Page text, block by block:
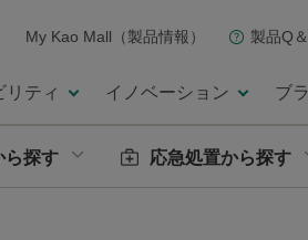
My Kao Mall（製品情報） 製品Q
リティ イノベーション ブ
ら探す 応急処置から探す